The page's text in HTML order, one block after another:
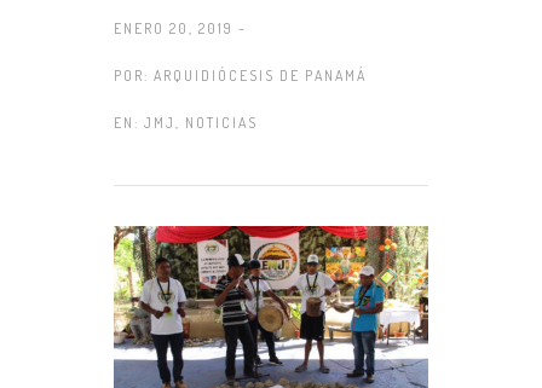
ENERO 20, 2019 -
POR: ARQUIDIÓCESIS DE PANAMÁ
EN: JMJ NOTICIAS